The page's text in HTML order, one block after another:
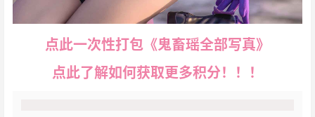
点此一次性打包《鬼畜瑶全部写真》
点此了解如何获取更多积分！！！